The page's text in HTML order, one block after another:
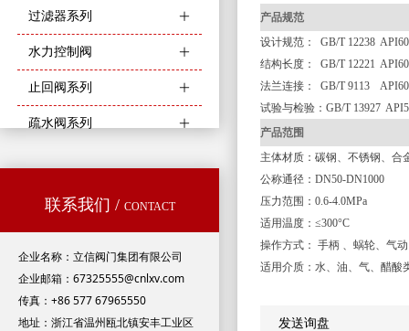
产品规范
设计规范：
GB/T 12238
结构长度：
GB/T 12221
法兰连接：
GB/T 9113
试验与检验： GB/T 13927
产品范围
主体材质：碳钢、不锈钢、合
公称通径： DN50-DN1000
压力范围： 0.6-4.0MPa
适用温度： ≤300°C
操作方式： 手柄 、蜗轮、气动
适用介质：水、油、气、醋酸
发送询盘
ꄶ
过滤器系列
ꄶ
水力控制阀
ꄶ
止回阀系列
ꄶ
疏水阀系列
联系我们 / CONTACT
企业名称：立信阀门集团有限公司
企业邮箱：67325555@cnlxv.com
传真：+86 577 67965550
地址：浙江省温州瓯北镇安丰工业区